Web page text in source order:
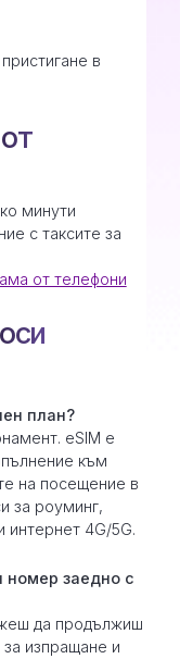
в
минути
с таксите за
от телефони
план?
eSIM е
към
на посещение в
за роуминг,
интернет 4G/5G.
номер заедно с
да продължиш
изпращане и